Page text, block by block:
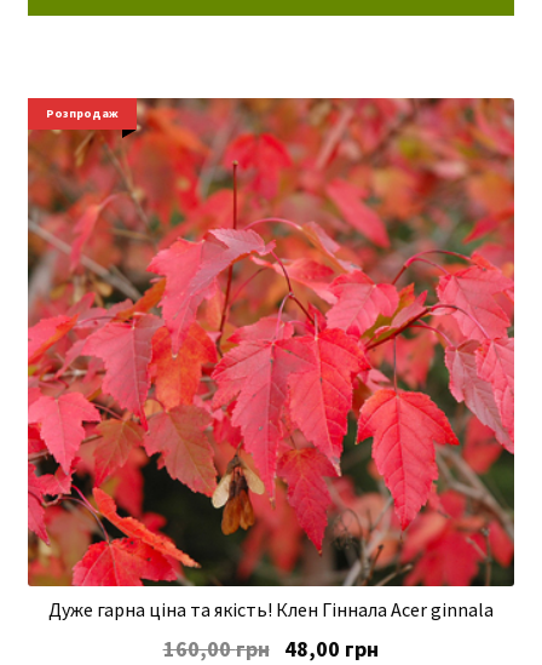
Дуже гарна ціна та якість! Клен Гіннала Acer ginnala
Розпродаж
160,00грн Оригінальна
48,00 грн